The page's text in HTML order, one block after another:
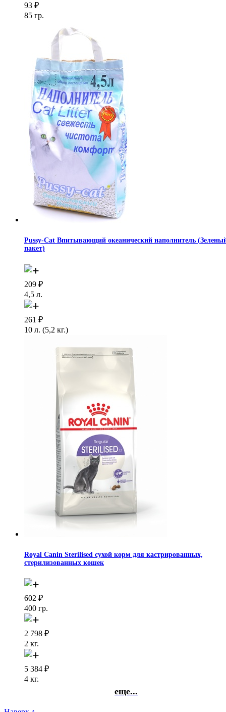
93 ₽
85 гр.
Pussy-Cat Впитывающий океанический наполнитель
пакет)
209 ₽
4,5 л.
261 ₽
10 л. (5,2 кг.)
Royal Canin Sterilised сухой корм для кастрированных,
стерилизованных кошек
602 ₽
400 гр.
2 798 ₽
2 кг.
5 384 ₽
4 кг.
еще...